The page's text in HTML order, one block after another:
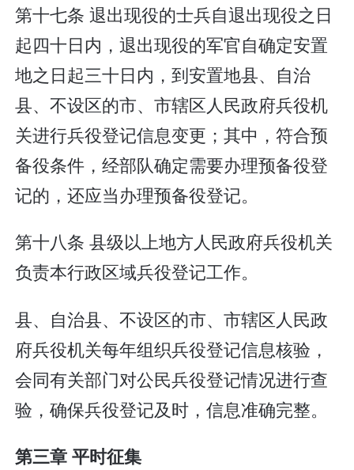
第十七条 退出现役的士兵自退出现役之日
起四十日内，退出现役的军官自确定安置
地之日起三十日内，到安置地县、自治
县、不设区的市、市辖区人民政府兵役机
关进行兵役登记信息变更；其中，符合预
备役条件，经部队确定需要办理预备役登
记的，还应当办理预备役登记。
第十八条 县级以上地方人民政府兵役机关
负责本行政区域兵役登记工作。
县、自治县、不设区的市、市辖区人民政
府兵役机关每年组织兵役登记信息核验，
会同有关部门对公民兵役登记情况进行查
验，确保兵役登记及时，信息准确完整。
第三章 平时征集